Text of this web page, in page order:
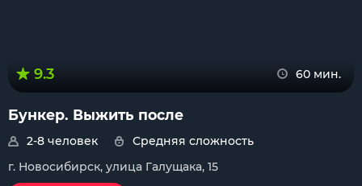
9.3 60 мин.
Бункер. Выжить после
2-8 человек
Средняя сложность
г. Новосибирск, улица Галущака, 15